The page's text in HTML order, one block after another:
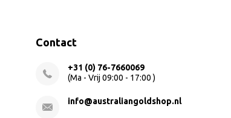
Contact
+31 (0) 76-7660069
(Ma - Vrij 09:00 - 17:00 )
info@australiangoldshop.nl